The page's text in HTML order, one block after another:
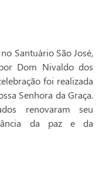
Santuário São José,
Dom Nivaldo dos
foi realizada
Senhora da Graça.
renovaram seu
da paz e da